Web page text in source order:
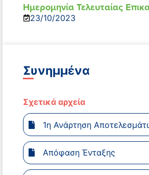
Ημερομηνία Τελευταίας
23/10/2023
Συνημμένα
Σχετικά αρχεία
1η Ανάρτηση
Απόφαση Ένταξης